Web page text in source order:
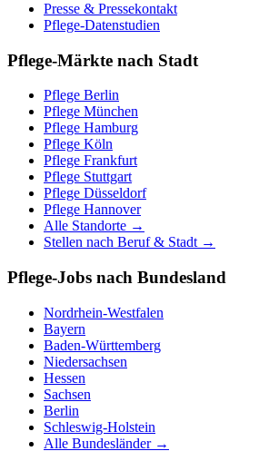
Presse & Pressekontakt
Pflege-Datenstudien
Pflege-Märkte nach Stadt
Pflege Berlin
Pflege München
Pflege Hamburg
Pflege Köln
Pflege Frankfurt
Pflege Stuttgart
Pflege Düsseldorf
Pflege Hannover
Alle Standorte →
Stellen nach Beruf & Stadt →
Pflege-Jobs nach Bundesland
Nordrhein-Westfalen
Bayern
Baden-Württemberg
Niedersachsen
Hessen
Sachsen
Berlin
Schleswig-Holstein
Alle Bundesländer →